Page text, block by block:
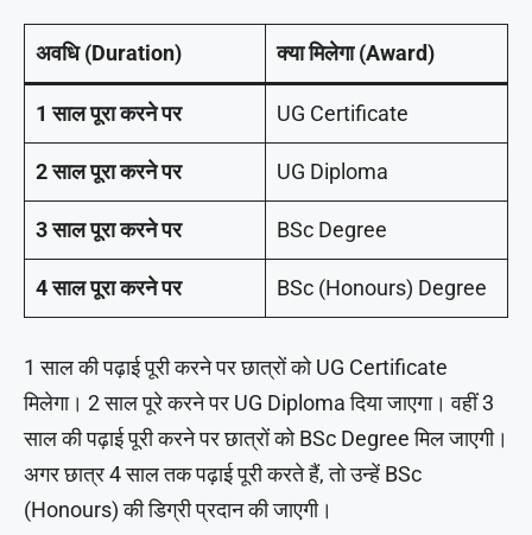
अवधि (Duration) क्या मिलेगा (Award)
1 साल पूरा करने पर UG Certificate
2 साल पूरा करने पर UG Diploma
3 साल पूरा करने पर BSc Degree
4 साल पूरा करने पर BSc (Honours) Degree
1 साल की पढ़ाई पूरी करने पर छात्रों को UG Certificate
मिलेगा। 2 साल पूरे करने पर UG Diploma दिया जाएगा। वहीं 3
साल की पढ़ाई पूरी करने पर छात्रों को BSc Degree मिल जाएगी।
अगर छात्र 4 साल तक पढ़ाई पूरी करते हैं, तो उन्हें BSc
(Honours) की डिग्री प्रदान की जाएगी।